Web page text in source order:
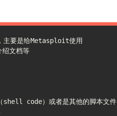
主要是给Metasploit使用
绍文档等
code）或者是其他的脚本文件